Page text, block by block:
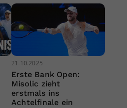
21.10.2025
Erste Bank Open:
Misolic zieht
erstmals ins
Achtelfinale ein